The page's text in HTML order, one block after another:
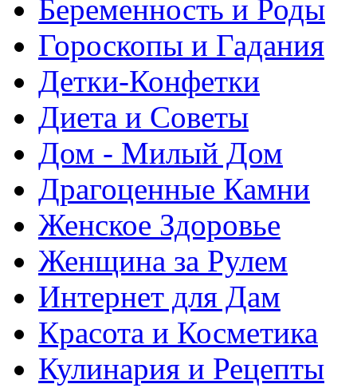
Беременность и Роды
Гороскопы и Гадания
Детки-Конфетки
Диета и Советы
Дом - Милый Дом
Драгоценные Камни
Женское Здоровье
Женщина за Рулем
Интернет для Дам
Красота и Косметика
Кулинария и Рецепты